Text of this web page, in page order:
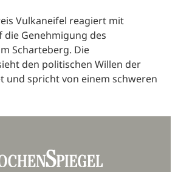
Vulkaneifel reagiert mit
Genehmigung des
Scharteberg. Die
den politischen Willen der
und spricht von einem schweren